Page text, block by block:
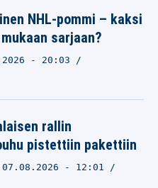
NHL-pommi – kaksi
sarjaan?
- 20:03
rallin
pistettiin pakettiin
07.08.2026 - 12:01